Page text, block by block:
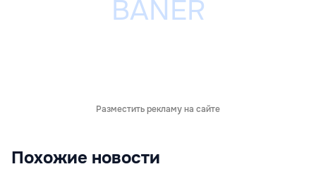
Разместить рекламу на сайте
Похожие новости